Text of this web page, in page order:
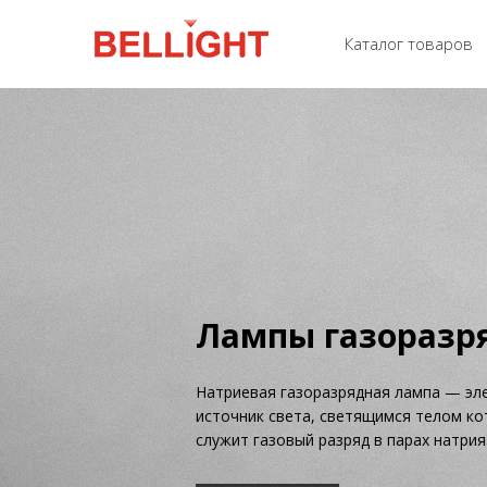
Каталог товаров
Лампы
Натриевая газоразрядная
источник света, светящимся
служит газовый разряд в
Светодиодные
прожектора
Светодиодный прожектор –
прибор, излучающий